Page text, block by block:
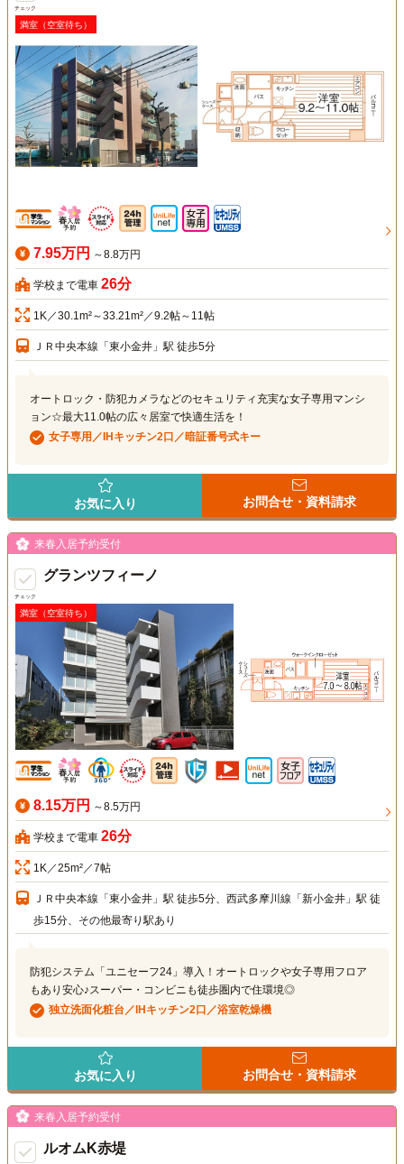
チェック
満室（空室待ち）
7.95万円 ～8.8万円
学校まで電車 26分
1K／30.1m²～33.21m²／9.2帖～11帖
ＪＲ中央本線「東小金井」駅 徒歩5分
オートロック・防犯カメラなどのセキュリティ充実な女子専用マンシ
ョン☆最大11.0帖の広々居室で快適生活を！
女子専用／IHキッチン2口／暗証番号式キー
お気に入り お問合せ・資料請求
チェック
来春入居予約受付
グランツフィーノ
満室（空室待ち）
8.15万円 ～8.5万円
学校まで電車 26分
1K／25m²／7帖
ＪＲ中央本線「東小金井」駅 徒歩5分、西武多摩川線「新小金井」駅 徒
歩15分、その他最寄り駅あり
防犯システム「ユニセーフ24」導入！オートロックや女子専用フロア
もあり安心♪スーパー・コンビニも徒歩圏内で住環境◎
独立洗面化粧台／IHキッチン2口／浴室乾燥機
お気に入り お問合せ・資料請求
来春入居予約受付
ルオムK赤堤